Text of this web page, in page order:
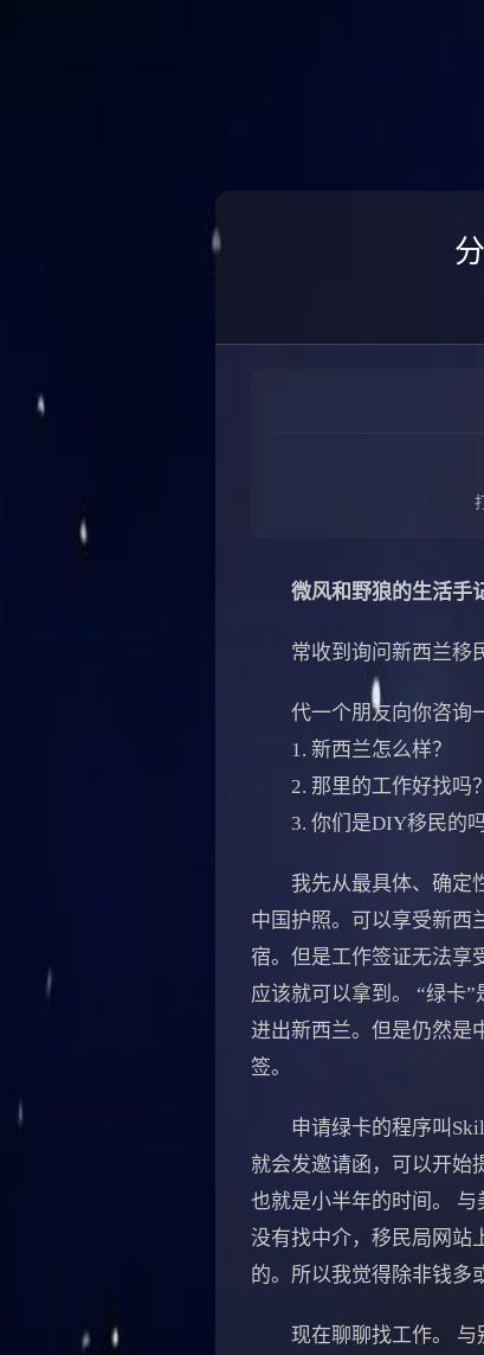
微风和野狼的生活手
常收到询问新西兰移民
代一个朋友向你咨询一
1. 新西兰怎么样？
2. 那里的工作好找吗
3. 你们是DIY移民的吗
我先从最具体、确定性
中国护照。可以享受新西
宿。但是工作签证无法享
应该就可以拿到。 “绿卡
进出新西兰。但是仍然是
签。
申请绿卡的程序叫
就会发邀请函，可以开始
也就是小半年的时间。
没有找中介，移民局网站
的。所以我觉得除非钱多
现在聊聊找工作。 与别